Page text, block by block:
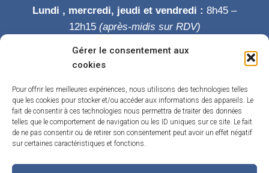
Gérer le consentement aux
cookies
Pour offrir les meilleures expériences, nous utilisons des technologies telles
que les cookies pour stocker et/ou accéder aux informations des appareils. Le
fait de consentir à ces technologies nous permettra de traiter des données
telles que le comportement de navigation ou les ID uniques sur ce site. Le fait
de ne pas consentir ou de retirer son consentement peut avoir un effet négatif
sur certaines caractéristiques et fonctions.
Lundi , mercredi, jeudi et vendredi : 8h45 –
12h15 (après-midis sur RDV)